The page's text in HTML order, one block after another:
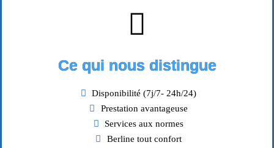
Ce qui nous distingue
Disponibilité (7j/7- 24h/24)
Prestation avantageuse
Services aux normes
Berline tout confort